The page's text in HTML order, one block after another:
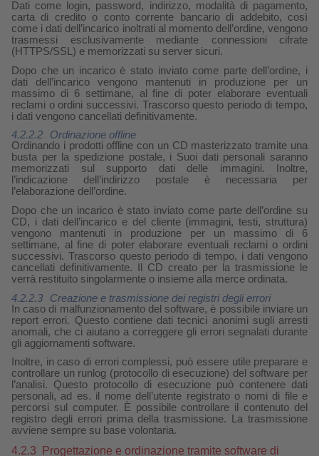
Dati come login, password, indirizzo, modalità di pagamento,
carta di credito o conto corrente bancario di addebito, così
come i dati dell’incarico inoltrati al momento dell’ordine, vengono
trasmessi esclusivamente mediante connessioni cifrate
(HTTPS/SSL) e memorizzati su server sicuri.
Dopo che un incarico è stato inviato come parte dell’ordine, i
dati dell’incarico vengono mantenuti in produzione per un
massimo di 6 settimane, al fine di poter elaborare eventuali
reclami o ordini successivi. Trascorso questo periodo di tempo,
i dati vengono cancellati definitivamente.
4.2.2.2
Ordinazione offline
Ordinando i prodotti offline con un CD masterizzato tramite una
busta per la spedizione postale, i Suoi dati personali saranno
memorizzati sul supporto dati delle immagini. Inoltre,
l’indicazione dell’indirizzo postale è necessaria per
l’elaborazione dell’ordine.
Dopo che un incarico è stato inviato come parte dell’ordine su
CD, i dati dell’incarico e del cliente (immagini, testi, struttura)
vengono mantenuti in produzione per un massimo di 6
settimane, al fine di poter elaborare eventuali reclami o ordini
successivi. Trascorso questo periodo di tempo, i dati vengono
cancellati definitivamente. Il CD creato per la trasmissione le
verrà restituito singolarmente o insieme alla merce ordinata.
4.2.2.3
Creazione e trasmissione dei registri degli errori
In caso di malfunzionamento del software, è possibile inviare un
report errori. Questo contiene dati tecnici anonimi sugli arresti
anomali, che ci aiutano a correggere gli errori segnalati durante
gli aggiornamenti software.
Inoltre, in caso di errori complessi, può essere utile preparare e
controllare un runlog (protocollo di esecuzione) del software per
l’analisi. Questo protocollo di esecuzione può contenere dati
personali, ad es. il nome dell’utente registrato o nomi di file e
percorsi sul computer. È possibile controllare il contenuto del
registro degli errori prima della trasmissione. La trasmissione
avviene sempre su base volontaria.
4.2.3
Progettazione e ordinazione tramite software di